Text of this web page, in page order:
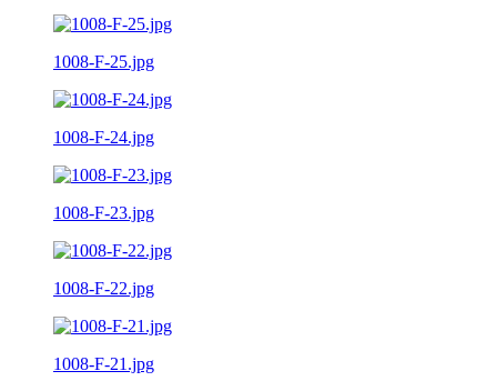
1008-F-25.jpg
1008-F-24.jpg
1008-F-23.jpg
1008-F-22.jpg
1008-F-21.jpg